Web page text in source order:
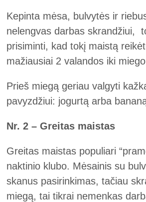
Kepinta mėsa, bulvytės ir
nelengvas darbas skrandžiui,
prisiminti, kad tokį maistą
mažiausiai 2 valandos iki
Prieš miegą geriau valgyti
pavyzdžiui: jogurtą arba
Nr. 2 – Greitas maistas
Greitas maistas populiari
naktinio klubo. Mėsainis su
skanus pasirinkimas, tačiau
miegą, tai tikrai nemenkas